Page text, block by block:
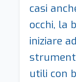
casi
occhi, la
iniziare
utili con